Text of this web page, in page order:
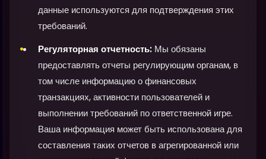
данные используются для подтверждения этих
требований.
Регуляторная отчетность: Мы обязаны
предоставлять отчеты регулирующим органам, в
том числе информацию о финансовых
транзакциях, активности пользователей и
выполнении требований по ответственной игре.
Ваша информация может быть использована для
составления таких отчетов в агрегированной или